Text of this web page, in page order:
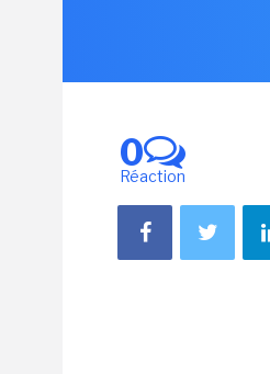
0
Réaction